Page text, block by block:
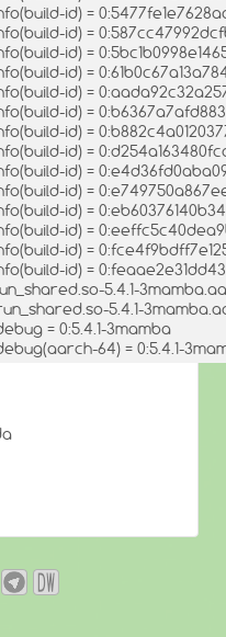
id) =
id) =
id) =
id) =
id) =
id) =
id) =
id) =
id) =
id) =
id) =
id) =
id) =
id) =
5.4.1-
5.4.1-
= 0:5.4.1-3mamba
64) = 0:5.4.1-